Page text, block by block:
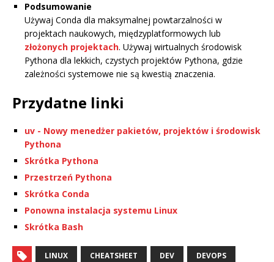
Podsumowanie
Używaj Conda dla maksymalnej powtarzalności w
projektach naukowych, międzyplatformowych lub
złożonych projektach. Używaj wirtualnych środowisk
Pythona dla lekkich, czystych projektów Pythona, gdzie
zależności systemowe nie są kwestią znaczenia.
Przydatne linki
uv - Nowy menedżer pakietów, projektów i środowisk
Pythona
Skrótka Pythona
Przestrzeń Pythona
Skrótka Conda
Ponowna instalacja systemu Linux
Skrótka Bash
LINUX CHEATSHEET DEV DEVOPS